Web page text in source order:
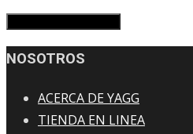
NOSOTROS
ACERCA DE YAGG
TIENDA EN LINEA